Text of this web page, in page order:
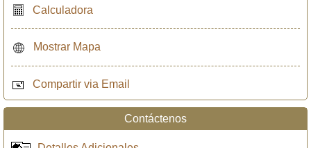
Calculadora
Mostrar Mapa
Compartir via Email
Contáctenos